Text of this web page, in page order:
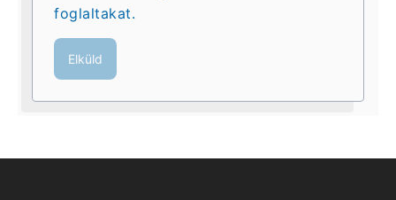
foglaltakat.
Elküld